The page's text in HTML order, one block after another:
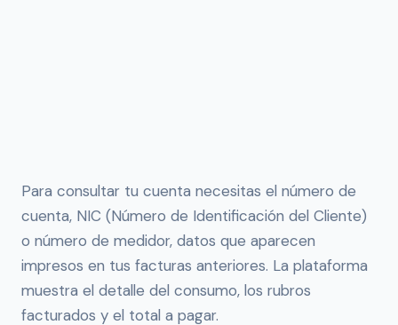
Para consultar tu cuenta necesitas el número de
cuenta, NIC (Número de Identificación del Cliente)
o número de medidor, datos que aparecen
impresos en tus facturas anteriores. La plataforma
muestra el detalle del consumo, los rubros
facturados y el total a pagar.